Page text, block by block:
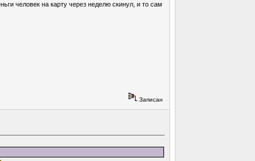
человек на карту через неделю скинул, и то сам
Записан